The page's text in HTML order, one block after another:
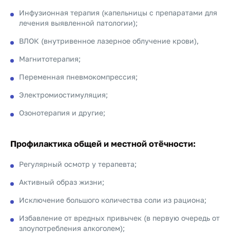
Инфузионная терапия (капельницы с препаратами для
лечения выявленной патологии);
ВЛОК (внутривенное лазерное облучение крови),
Магнитотерапия;
Переменная пневмокомпрессия;
Электромиостимуляция;
Озонотерапия и другие;
Профилактика общей и местной отёчности:
Регулярный осмотр у терапевта;
Активный образ жизни;
Исключение большого количества соли из рациона;
Избавление от вредных привычек (в первую очередь от
злоупотребления алкоголем);